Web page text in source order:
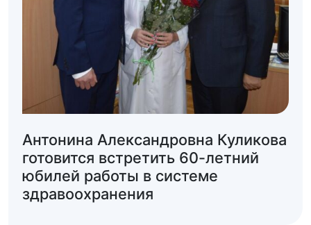
Антонина Александровна Куликова
готовится встретить 60-летний
юбилей работы в системе
здравоохранения